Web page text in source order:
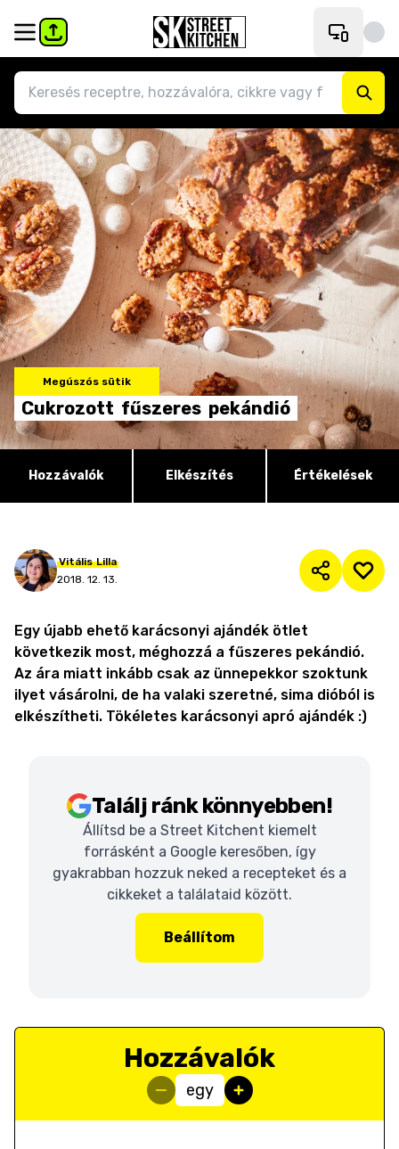
Megúszós sütik
Cukrozott fűszeres pekándió
Hozzávalók Elkészítés Értékelések
Vitális Lilla
2018. 12. 13.
Egy újabb ehető karácsonyi ajándék ötlet
következik most, méghozzá a fűszeres pekándió.
Az ára miatt inkább csak az ünnepekkor szoktunk
ilyet vásárolni, de ha valaki szeretné, sima dióból is
elkészítheti. Tökéletes karácsonyi apró ajándék :)
Találj ránk könnyebben!
Állítsd be a Street Kitchent kiemelt
forrásként a Google keresőben, így
gyakrabban hozzuk neked a recepteket és a
cikkeket a találataid között.
Beállítom
Hozzávalók
egy